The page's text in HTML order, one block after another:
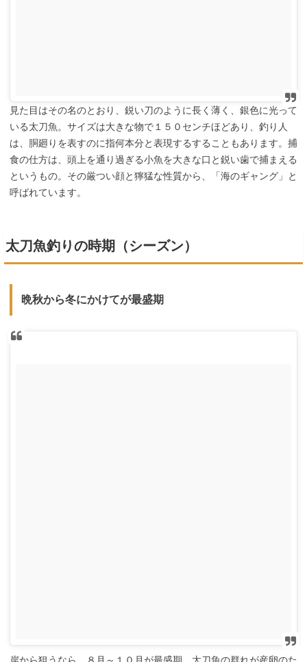
見た目はその名のとおり、鋭い刀のように長く薄く、銀色に光って
いる太刀魚。サイズは大きな物で１５０センチほどあり、釣り人
は、胴廻りを表すのに指何本分と表現するすることもあります。捕
食の仕方は、頭上を通り過ぎる小魚を大きな口と鋭い歯で捕まえる
というもの。その厳つい顔と獰猛な性質から、「海のギャング」と
呼ばれています。
太刀魚釣りの時期（シーズン）
晩秋から冬にかけてが最盛期
岸から狙うなら、８月～１０月が最盛期。太刀魚の群れが産卵のた